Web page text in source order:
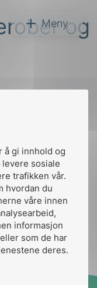
å gi innhold og
sosiale
trafikken vår.
hvordan du
våre innen
informasjon
som de har
deres.
Menyog
toppen